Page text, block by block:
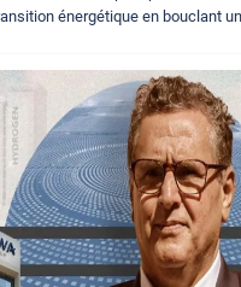
énergétique en bouclant